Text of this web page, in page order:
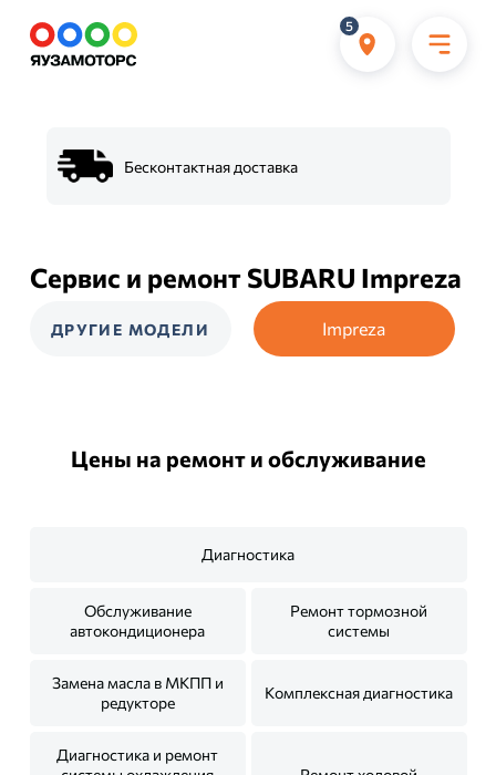
5
Бесконтактная доставка
Сервис и ремонт SUBARU Impreza
ДРУГИЕ МОДЕЛИ Impreza
Цены на ремонт и обслуживание
Диагностика
Обслуживание
автокондиционера
Ремонт тормозной
системы
Замена масла в МКПП и
редукторе
Комплексная диагностика
Диагностика и ремонт